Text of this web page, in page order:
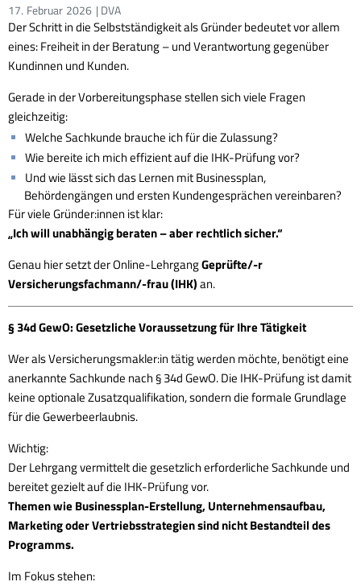
17. Februar 2026 | DVA
Der Schritt in die Selbstständigkeit als Gründer bedeutet vor allem
eines: Freiheit in der Beratung – und Verantwortung gegenüber
Kundinnen und Kunden.
Gerade in der Vorbereitungsphase stellen sich viele Fragen
gleichzeitig:
Welche Sachkunde brauche ich für die Zulassung?
Wie bereite ich mich effizient auf die IHK-Prüfung vor?
Und wie lässt sich das Lernen mit Businessplan,
Behördengängen und ersten Kundengesprächen vereinbaren?
Für viele Gründer:innen ist klar:
„Ich will unabhängig beraten – aber rechtlich sicher.“
Genau hier setzt der Online-LehrgangGeprüfte/-r
Versicherungsfachmann/-frau (IHK)an.
§ 34d GewO: Gesetzliche Voraussetzung für Ihre Tätigkeit
Wer als Versicherungsmakler:in tätig werden möchte, benötigt eine
anerkannte Sachkunde nach § 34d GewO. Die IHK-Prüfung ist damit
keine optionale Zusatzqualifikation, sondern die formale Grundlage
für die Gewerbeerlaubnis.
Wichtig:
Der Lehrgang vermittelt die gesetzlich erforderliche Sachkunde und
bereitet gezielt auf die IHK-Prüfung vor.
Themen wie Businessplan-Erstellung, Unternehmensaufbau,
Marketing oder Vertriebsstrategien sind nicht Bestandteil des
Programms.
Im Fokus stehen: